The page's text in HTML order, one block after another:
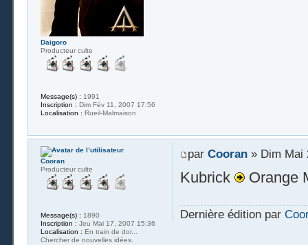
Daigoro
Producteur culte
Message(s) : 1991
Inscription : Dim Fév 11, 2007 17:56
Localisation : Rueil-Malmaison
par Cooran» Dim Mai
Kubrick Orange
Dernière édition par
Cooran
Producteur culte
Message(s) : 1890
Inscription : Jeu Mai 17, 2007 15:36
Localisation : En train de dor...
Chercher de nouvelles idées.